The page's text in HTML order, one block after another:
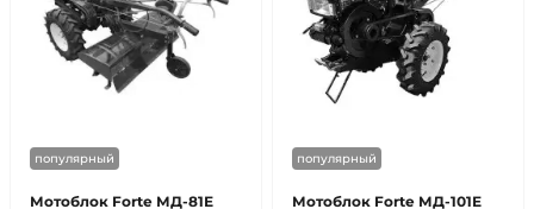
популярный
Мотоблок Forte МД-81Е
популярный
Мотоблок Forte МД-101Е